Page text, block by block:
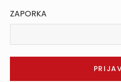
ZAPORKA